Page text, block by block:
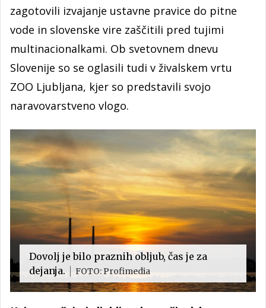
zagotovili izvajanje ustavne pravice do pitne
vode in slovenske vire zaščitili pred tujimi
multinacionalkami. Ob svetovnem dnevu
Slovenije so se oglasili tudi v živalskem vrtu
ZOO Ljubljana, kjer so predstavili svojo
naravovarstveno vlogo.
Dovolj je bilo praznih obljub, čas je za
dejanja.
FOTO: Profimedia